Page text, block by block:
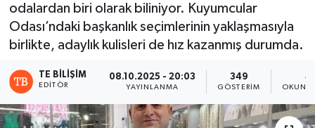
odalardan biri olarak biliniyor. Kuyumcular
Odası’ndaki başkanlık seçimlerinin yaklaşmasıyla
birlikte, adaylık kulisleri de hız kazanmış durumda.
TE BILIŞIM
EDITÖR
08.10.2025 - 20:03
YAYINLANMA
349
GÖSTERIM
4